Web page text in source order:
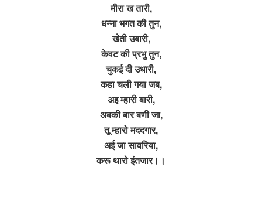
मीरा ख तारी,
धन्ना भगत की तुन,
खेती उबारी,
केवट की प्रभु तुन,
चुकई दी उधारी,
कहा चली गया जब,
अइ म्हारी बारी,
अबकी बार बणी जा,
तू म्हारो मददगार,
अई जा सावरिया,
करू थारो इंतजार।।